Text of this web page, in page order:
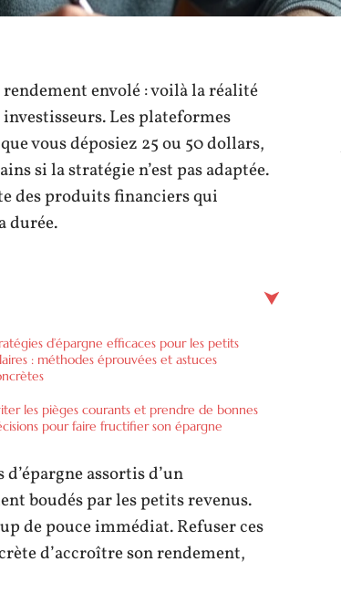
envolé : voilà la réalité
Les plateformes
vous déposiez 25 ou 50 dollars,
si la stratégie n’est pas adaptée.
des produits financiers qui
durée.
d’épargne efficaces pour les petits
: méthodes éprouvées et astuces
les pièges courants et prendre de bonnes
pour faire fructifier son épargne
assortis d’un
boudés par les petits revenus.
de pouce immédiat. Refuser ces
d’accroître son rendement,